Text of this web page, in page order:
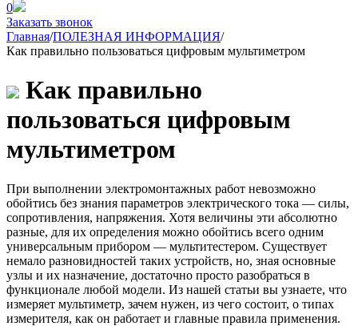
0
Заказать звонок
Главная/ПОЛЕЗНАЯ ИНФОРМАЦИЯ/
Как правильно пользоваться цифровым мультиметром
Как правильно
пользоваться цифровым
мультиметром
При выполнении электромонтажных работ невозможно
обойтись без знания параметров электрического тока — силы,
сопротивления, напряжения. Хотя величины эти абсолютно
разные, для их определения можно обойтись всего одним
универсальным прибором — мультитестером. Существует
немало разновидностей таких устройств, но, зная основные
узлы и их назначение, достаточно просто разобраться в
функционале любой модели. Из нашей статьи вы узнаете, что
измеряет мультиметр, зачем нужен, из чего состоит, о типах
измерителя, как он работает и главные правила применения.